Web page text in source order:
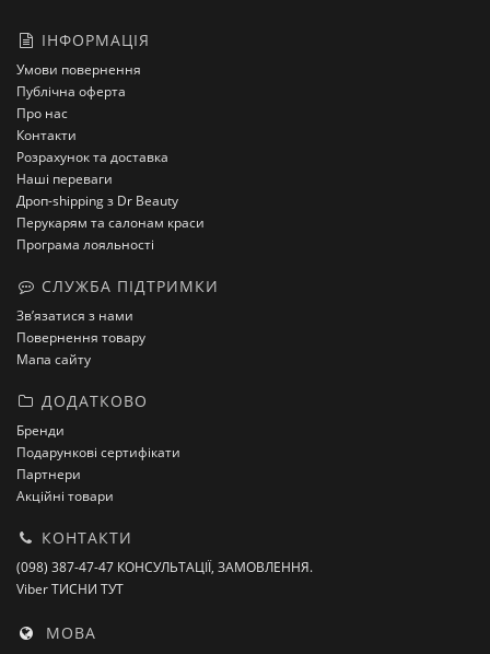
ІНФОРМАЦІЯ
Умови повернення
Публічна оферта
Про нас
Контакти
Розрахунок та доставка
Наші переваги
Дроп-shipping з Dr Beauty
Перукарям та салонам краси
Програма лояльності
СЛУЖБА ПІДТРИМКИ
Зв’язатися з нами
Повернення товару
Мапа сайту
ДОДАТКОВО
Бренди
Подарункові сертифікати
Партнери
Акційні товари
КОНТАКТИ
(098) 387-47-47 КОНСУЛЬТАЦІЇ, ЗАМОВЛЕННЯ.
Viber ТИСНИ ТУТ
МОВА